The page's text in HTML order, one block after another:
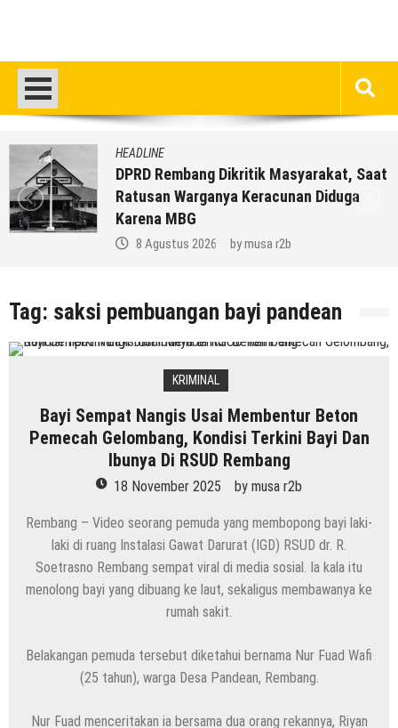
HEADLINE
DPRD Rembang Dikritik Masyarakat, Saat
Ratusan Warganya Keracunan Diduga
Karena MBG
8 Agustus 2026 bymusa r2b
Tag: saksi pembuangan bayi pandean
KRIMINAL
Bayi Sempat Nangis Usai Membentur Beton
Pemecah Gelombang, Kondisi Terkini Bayi Dan
Ibunya Di RSUD Rembang
18 November 2025 by musa r2b
Rembang – Video seorang pemuda yang membopong bayi laki-
laki di ruang Instalasi Gawat Darurat (IGD) RSUD dr. R.
Soetrasno Rembang sempat viral di media sosial. Ia kala itu
menolong bayi yang dibuang ke laut, sekaligus membawanya ke
rumah sakit.
Belakangan pemuda tersebut diketahui bernama Nur Fuad Wafi
(25 tahun), warga Desa Pandean, Rembang.
Nur Fuad menceritakan ia bersama dua orang rekannya, Riyan